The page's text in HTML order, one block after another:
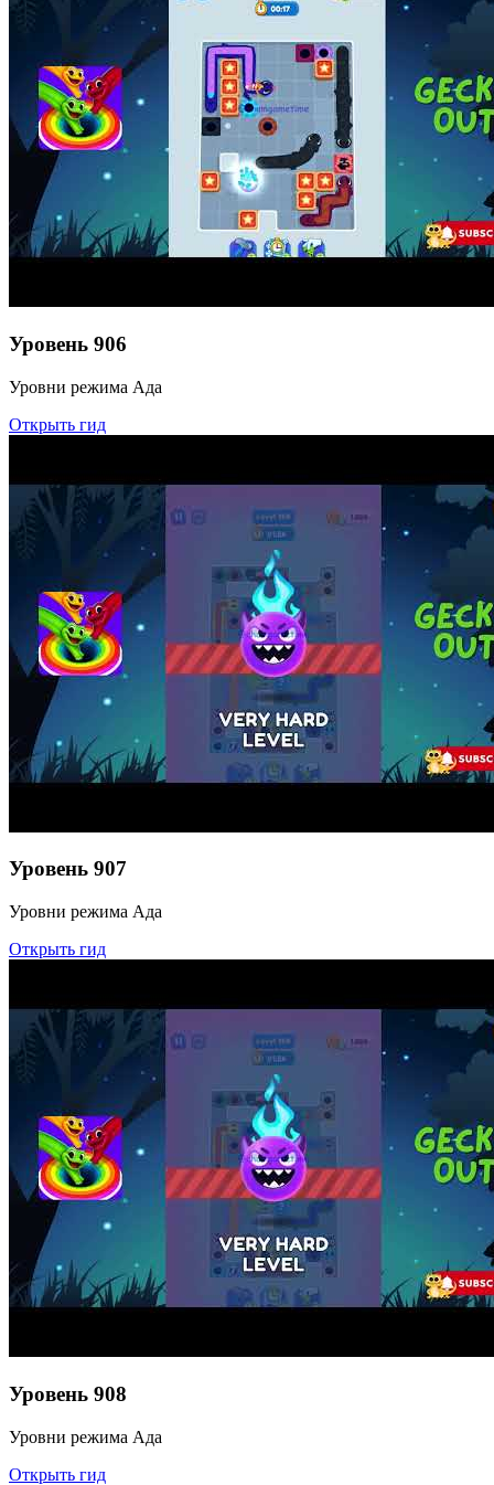
Уровень 906
Уровни режима Ада
Открыть гид
Уровень 907
Уровни режима Ада
Открыть гид
Уровень 908
Уровни режима Ада
Открыть гид